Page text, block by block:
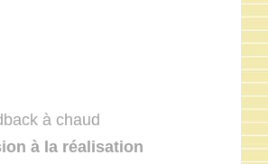
à chaud
à la réalisation